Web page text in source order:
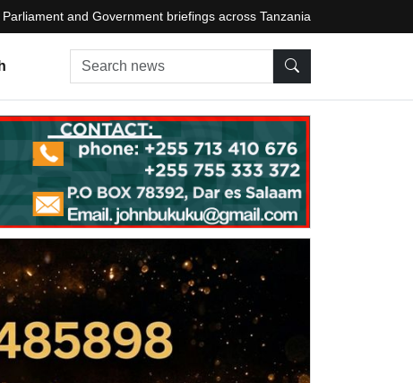
and Government briefings across Tanzania
Search news